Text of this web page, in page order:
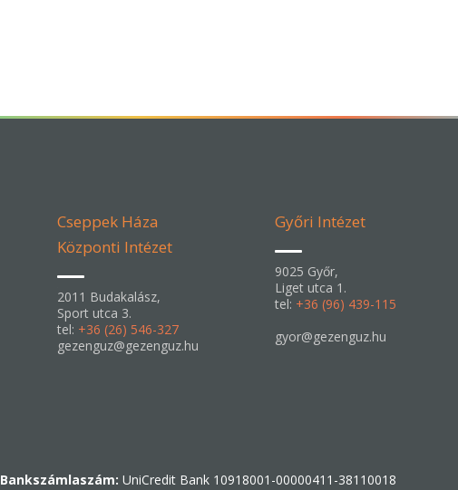
Cseppek Háza
Központi Intézet
2011 Budakalász,
Sport utca 3.
tel: +36 (26) 546-327
gezenguz@gezenguz.hu
Győri Intézet
9025 Győr,
Liget utca 1.
tel: +36 (96) 439-115
gyor@gezenguz.hu
Bankszámlaszám: UniCredit Bank 10918001-00000411-38110018